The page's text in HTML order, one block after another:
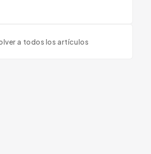
a todos los artículos